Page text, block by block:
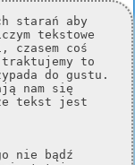
starań aby
tekstowe
czasem coś
traktujemy to
do gustu.
nam się
tekst jest
nie bądź